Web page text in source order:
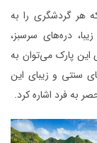
هر گردشگری را به
دره‌های سرسبز،
این پارک می‌توان به
سنتی و زیبای این
به فرد اشاره کرد.